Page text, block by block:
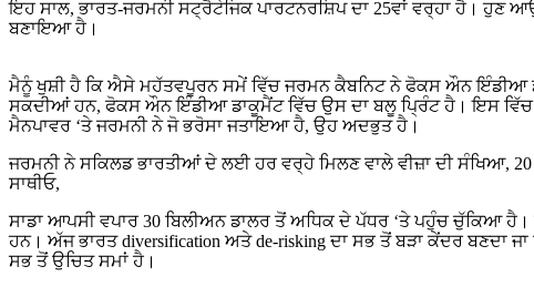
ਇਹ ਸਾਲ, ਭਾਰਤ-ਜਰਮਨੀ ਸਟ੍ਰੈਟੇਜਿਕ ਪਾਰਟਨਰਸ਼ਿਪ ਦਾ 25ਵਾਂ ਵਰ੍ਹਾ ਹੈ।
ਬਣਾਇਆ ਹੈ।
ਮੈਨੂੰ ਖੁਸ਼ੀ ਹੈ ਕਿ ਐਸੇ ਮਹੱਤਵਪੂਰਨ ਸਮੇਂ ਵਿੱਚ ਜਰਮਨ ਕੈਬਨਿਟ ਨੇ ਫੋਕਸ ਔਨ ਇੰਡੀਆ
ਸਕਦੀਆਂ ਹਨ, ਫੋਕਸ ਔਨ ਇੰਡੀਆ ਡਾਕੂਮੈਂਟ ਵਿੱਚ ਉਸ ਦਾ ਬਲੂ ਪ੍ਰਿੰਟ ਹੈ। ਇਸ ਵਿੱਚ
ਮੈਨਪਾਵਰ ‘ਤੇ ਜਰਮਨੀ ਨੇ ਜੋ ਭਰੋਸਾ ਜਤਾਇਆ ਹੈ, ਉਹ ਅਦਭੁਤ ਹੈ।
ਜਰਮਨੀ ਨੇ ਸਕਿਲਡ ਭਾਰਤੀਆਂ ਦੇ ਲਈ ਹਰ ਵਰ੍ਹੇ ਮਿਲਣ ਵਾਲੇ ਵੀਜ਼ਾ ਦੀ ਸੰਖਿਆ,
ਸਾਥੀਓ,
ਸਾਡਾ ਆਪਸੀ ਵਪਾਰ 30 ਬਿਲੀਅਨ ਡਾਲਰ ਤੋਂ ਅਧਿਕ ਦੇ ਪੱਧਰ ‘ਤੇ ਪਹੁੰਚ ਚੁੱਕਿਆ
ਹਨ। ਅੱਜ ਭਾਰਤ diversification ਅਤੇ de-risking ਦਾ ਸਭ ਤੋਂ ਬੜਾ ਕੇਂਦਰ
ਸਭ ਤੋਂ ਉਚਿਤ ਸਮਾਂ ਹੈ।